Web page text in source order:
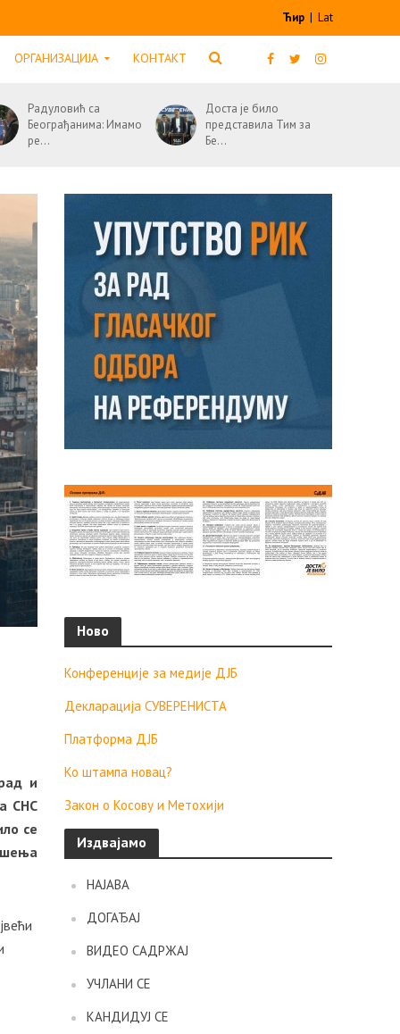
Ћир | Lat
ОРГАНИЗАЦИЈА КОНТАКТ
Радуловић са
Београђанима: Имамо
ре...
Доста је било
представила Тим за
Бе...
и
СНС
се
Ново
Конференције за медије ДЈБ
Декларација СУВЕРЕНИСТА
Платформа ДЈБ
Ко штампа новац?
Закон о Косову и Метохији
Издвајамо
НАЈАВА
ДОГАЂАЈ
ВИДЕО САДРЖАЈ
УЧЛАНИ СЕ
КАНДИДУЈ СЕ